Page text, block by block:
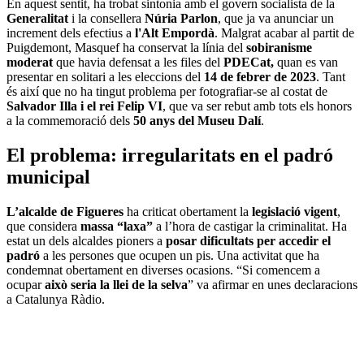
En aquest sentit, ha trobat sintonia amb el govern socialista de la
Generalitat i la consellera Núria Parlon, que ja va anunciar un
increment dels efectius a l'Alt Empordà. Malgrat acabar al partit de
Puigdemont, Masquef ha conservat la línia del sobiranisme
moderat que havia defensat a les files del PDECat, quan es van
presentar en solitari a les eleccions del 14 de febrer de 2023. Tant
és així que no ha tingut problema per fotografiar-se al costat de
Salvador Illa i el rei Felip VI, que va ser rebut amb tots els honors
a la commemoració dels 50 anys del Museu Dalí.
El problema: irregularitats en el padró
municipal
L’alcalde de Figueres ha criticat obertament la legislació vigent,
que considera massa “laxa” a l’hora de castigar la criminalitat. Ha
estat un dels alcaldes pioners a posar dificultats per accedir el
padró a les persones que ocupen un pis. Una activitat que ha
condemnat obertament en diverses ocasions. “Si comencem a
ocuparaixò seria la llei de la selva” va afirmar en unes declaracions
a Catalunya Ràdio.